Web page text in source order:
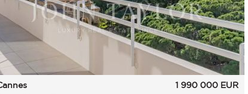
1 990 000 EUR